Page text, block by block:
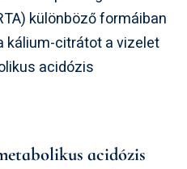
különböző formáiban
kálium-citrátot a vizelet
acidózis
acidózis